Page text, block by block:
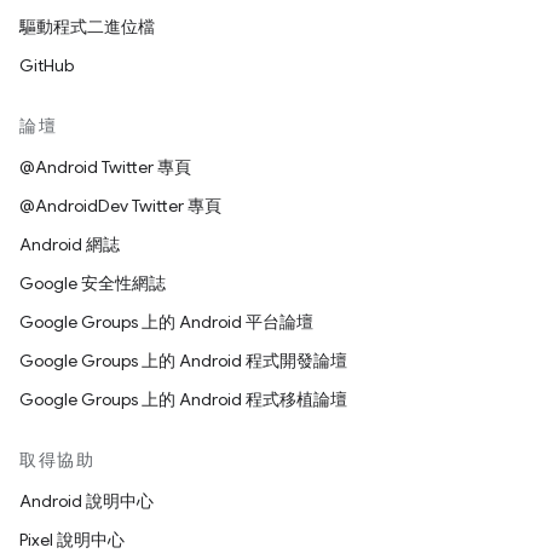
驅動程式二進位檔
GitHub
論壇
@Android Twitter 專頁
@AndroidDev Twitter 專頁
Android 網誌
Google 安全性網誌
Google Groups 上的 Android 平台論壇
Google Groups 上的 Android 程式開發論壇
Google Groups 上的 Android 程式移植論壇
取得協助
Android 說明中心
Pixel 說明中心